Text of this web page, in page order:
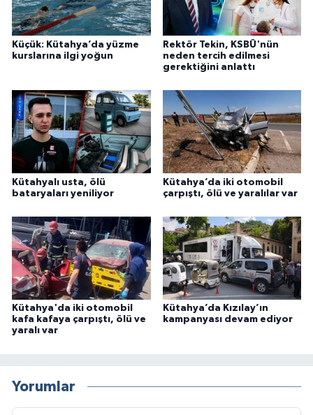
Küçük: Kütahya’da yüzme
kurslarına ilgi yoğun
Rektör Tekin, KSBÜ'nün
neden tercih edilmesi
gerektiğini anlattı
Kütahyalı usta, ölü
bataryaları yeniliyor
Kütahya’da iki otomobil
çarpıştı, ölü ve yaralılar var
Kütahya'da iki otomobil
kafa kafaya çarpıştı, ölü ve
yaralı var
Kütahya’da Kızılay’ın
kampanyası devam ediyor
Yorumlar